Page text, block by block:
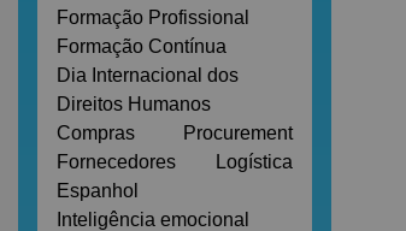
Formação Profissional
Formação Contínua
Dia Internacional dos
Direitos Humanos
Compras
Procurement
Fornecedores
Logística
Espanhol
Inteligência emocional